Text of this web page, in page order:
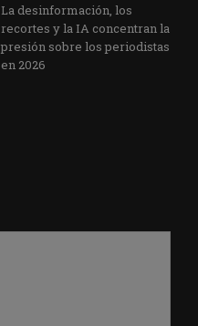
La desinformación, los
recortes y la IA concentran la
presión sobre los periodistas
en 2026